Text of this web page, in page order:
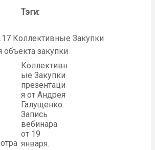
Тэги:
Коллективные Закупки
объекта закупки
Коллективн
ые Закупки
презентаци
я от Андрея
Галущенко.
Запись
вебинара
от 19
января.